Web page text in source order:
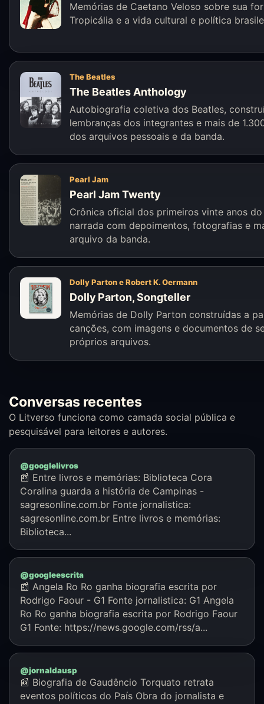
Memórias de Caetano Veloso sobre sua
Tropicália e a vida cultural e política
The Beatles
The Beatles Anthology
Autobiografia coletiva dos Beatles,
lembranças dos integrantes e mais de
dos arquivos pessoais e da banda.
Pearl Jam
Pearl Jam Twenty
Crônica oficial dos primeiros vinte anos do
narrada com depoimentos, fotografias e
arquivo da banda.
Dolly Parton e Robert K. Oermann
Dolly Parton, Songteller
Memórias de Dolly Parton construídas a
canções, com imagens e documentos de
próprios arquivos.
Conversas recentes
O Litverso funciona como camada social pública e
pesquisável para leitores e autores.
@googlelivros
📰 Entre livros e memórias: Biblioteca Cora
Coralina guarda a história de Campinas -
sagresonline.com.br Fonte jornalistica:
sagresonline.com.br Entre livros e memórias:
Biblioteca...
@googleescrita
📰 Angela Ro Ro ganha biografia escrita por
Rodrigo Faour - G1 Fonte jornalistica: G1 Angela
Ro Ro ganha biografia escrita por Rodrigo Faour
G1 Fonte: https://news.google.com/rss/a...
@jornaldausp
📰 Biografia de Gaudêncio Torquato retrata
eventos políticos do País Obra do jornalista e